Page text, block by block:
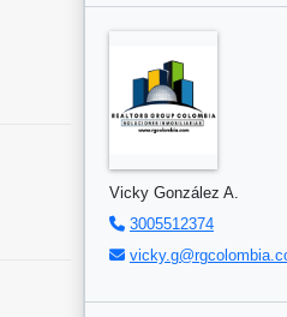
Vicky González A.
3005512374